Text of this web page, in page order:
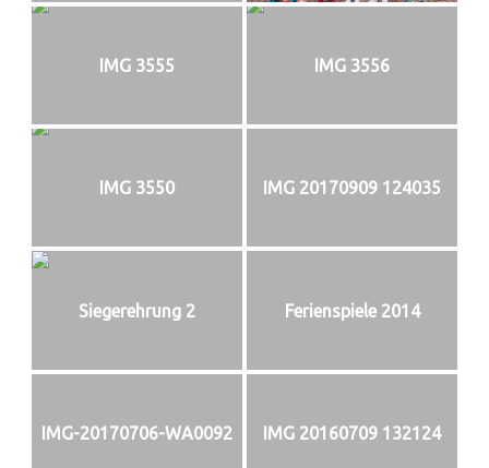
IMG 3555 IMG 3556
IMG 3550 IMG 20170909 124035
Siegerehrung 2 Ferienspiele 2014
IMG-20170706-WA0092 IMG 20160709 132124